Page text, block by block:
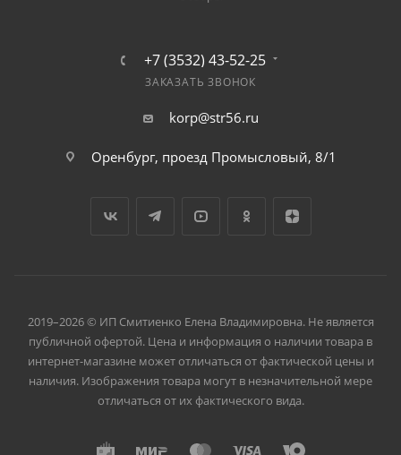
+7 (3532) 43-52-25
ЗАКАЗАТЬ ЗВОНОК
korp@str56.ru
Оренбург, проезд Промысловый, 8/1
2019–2026 © ИП Смитиенко Елена Владимировна. Не является
публичной офертой. Цена и информация о наличии товара в
интернет-магазине может отличаться от фактической цены и
наличия. Изображения товара могут в незначительной мере
отличаться от их фактического вида.